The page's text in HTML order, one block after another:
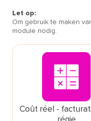
Let op:
Om gebruik te maken
module nodig.
Coût réel -
Coût réel -
régie
Contrôlez simplement votre
devis et créez des factures
€ 22 par mois